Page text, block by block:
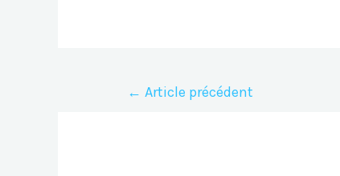
Navigation
← Article précédent